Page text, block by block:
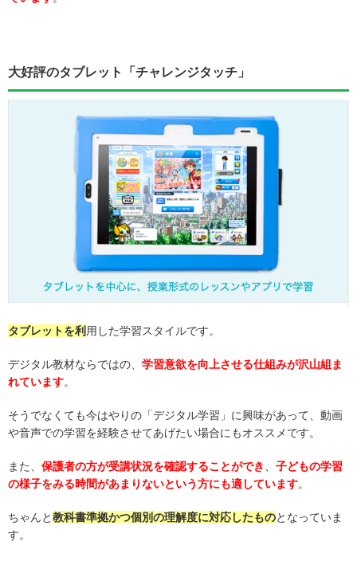
大好評のタブレット「チャレンジタッチ」
タブレットを利 用した学習スタイルです。
デジタル教材ならではの、 学習意欲を向上させる仕組みが沢山組ま
れています。
そうでなくても今はやりの「デジタル学習」に興味があって、動画
や音声での学習を経験させてあげたい場合にもオススメです。
また、 保護者の方が受講状況を確認することができ、 子どもの学習
の様子をみる時間があまりないという方にも適しています。
ちゃんと教科書準拠かつ個別の理解度に対応したものとなっていま
す。